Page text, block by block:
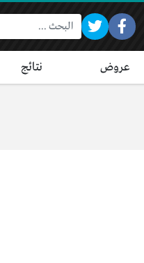
البحث:
عروض نتائج